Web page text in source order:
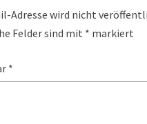
Adresse wird nicht
Felder sind mit * markiert
*